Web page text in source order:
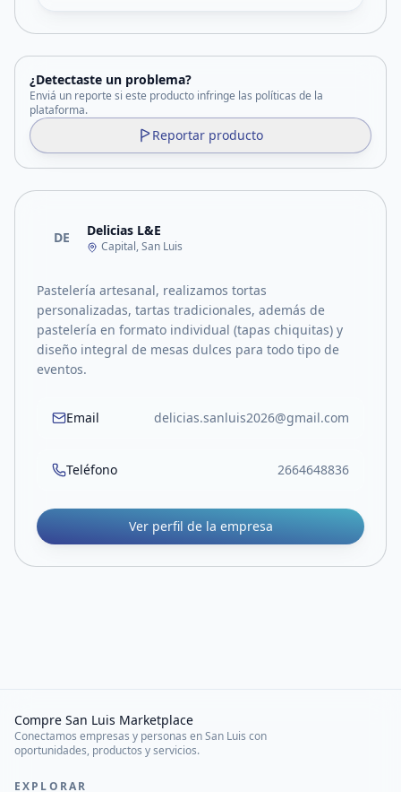
¿Detectaste un problema?
Enviá un reporte si este producto infringe las políticas de la
plataforma.
Reportar producto
DE Delicias L&E
Capital, San Luis
Pastelería artesanal, realizamos tortas
personalizadas, tartas tradicionales, además de
pastelería en formato individual (tapas chiquitas) y
diseño integral de mesas dulces para todo tipo de
eventos.
Email delicias.sanluis2026@gmail.com
Teléfono 2664648836
Ver perfil de la empresa
Compre San Luis Marketplace
Conectamos empresas y personas en San Luis con
oportunidades, productos y servicios.
EXPLORAR